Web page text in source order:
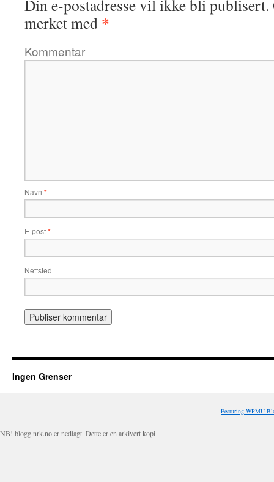
Din e-postadresse vil ikke bli publisert.
merket med *
Kommentar
Navn *
E-post*
Nettsted
Ingen Grenser
Featuring WPMU
NB! blogg.nrk.no er nedlagt. Dette er en arkivert kopi